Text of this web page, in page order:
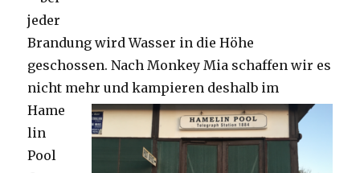
jeder
Brandung wird Wasser in die Höhe
geschossen. Nach Monkey Mia schaffen wir es
nicht mehr und kampieren deshalb im
Hame
lin
Pool